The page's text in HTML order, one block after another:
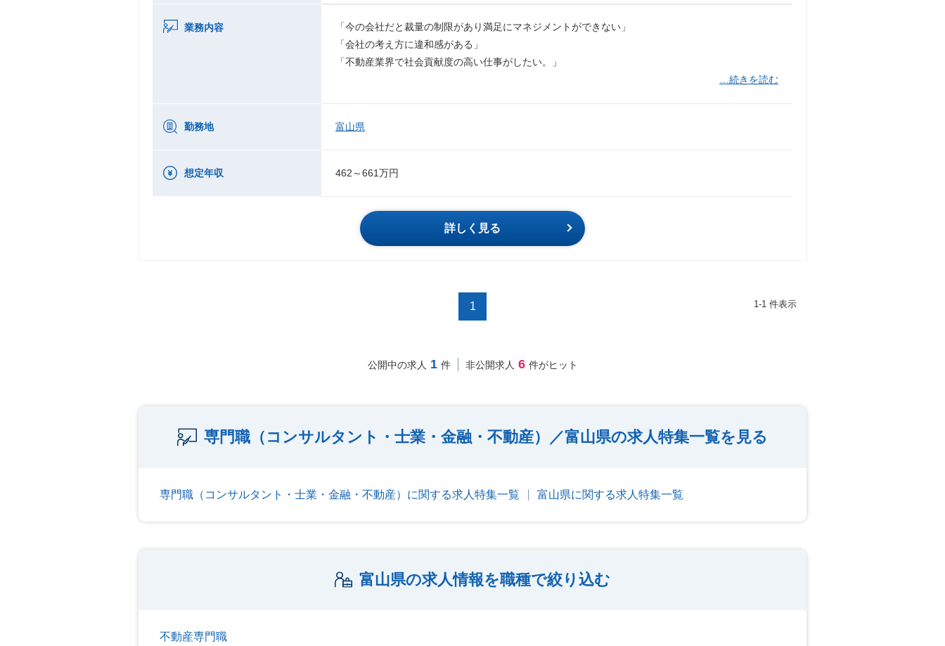
業務内容
「今の会社だと裁量の制限があり満足にマネジメントができない」
「会社の考え方に違和感がある」
「不動産業界で社会貢献度の高い仕事がしたい。」
…続きを読む
勤務地 富山県
想定年収 462～661万円
詳しく見る
1 1-1 件表示
公開中の求人 1 件 非公開求人 6 件がヒット
専門職（コンサルタント・士業・金融・不動産）／富山県の求人特集一覧を見る
専門職（コンサルタント・士業・金融・不動産）に関する求人特集一覧 富山県に関する求人特集一覧
富山県の求人情報を職種で絞り込む
不動産専門職